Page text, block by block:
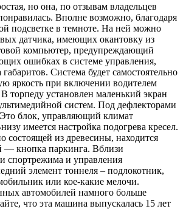
но она, по отзывам владельцев
Вполне возможно, благодаря
подсветке в темноте. На ней можно
датчика, имеющих окантовку из
компьютер, предупреждающий
ошибках в системе управления,
Система будет самостоятельно
яркость при включении водителем
торпеду установлен маленький экран
систем. Под дефлекторами
блок, управляющий климат
имеется настройка подогрева кресел.
состоящей из древесины, находится
кнопка паркинга. Вблизи
спортрежима и управления
элемент тоннеля – подлокотник,
или кое-какие мелочи.
автомобилей намного больше
что эта машина выпускалась 15 лет